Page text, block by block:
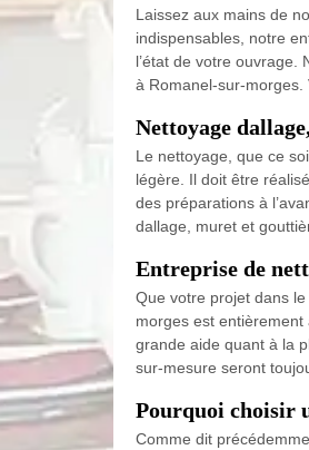
Laissez aux mains de
indispensables, notre
l’état de votre ouvrage.
à Romanel-sur-morges.
Nettoyage
Le nettoyage, que ce
légère. Il doit être
des préparations à
dallage, muret et
Entreprise de
Que votre projet dans
morges est entièrement
grande aide quant à la
sur-mesure seront
Pourquoi choisir
Comme dit